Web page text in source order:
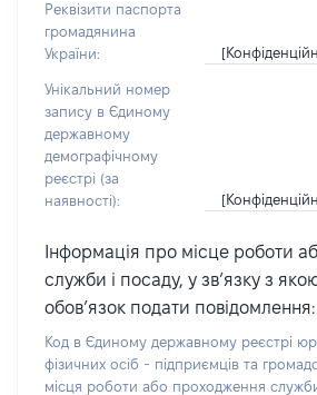
Реквізити паспорта
громадянина
України:
Унікальний номер
запису в Єдиному
державному
демографічному
реєстрі (за
наявності):
Інформація про місце роботи
служби і посаду, у зв’язку з
обов’язок подати повідомлення:
Код в Єдиному державному реєстрі
фізичних осіб - підприємців та
місця роботи або проходження